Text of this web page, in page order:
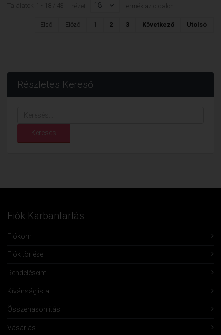
Találatok: 1 - 18 / 43 nézet: 18 termék az oldalon
Első Előző 1 2 3 Következő Utolsó
Részletes Kereső
Keresés
Fiók Karbantartás
Fiókom
Fiók törlése
Rendeléseim
Kívánságlista
Összehasonlítás
Vásárlás